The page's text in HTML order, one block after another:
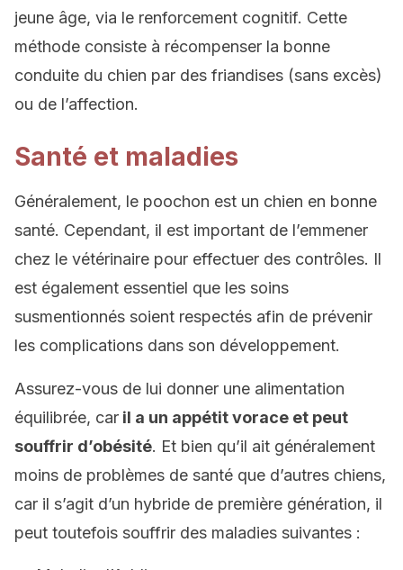
jeune âge, via le renforcement cognitif. Cette
méthode consiste à récompenser la bonne
conduite du chien par des friandises (sans excès)
ou de l’affection.
Santé et maladies
Généralement, le poochon est un chien en bonne
santé. Cependant, il est important de l’emmener
chez le vétérinaire pour effectuer des contrôles. Il
est également essentiel que les soins
susmentionnés soient respectés afin de prévenir
les complications dans son développement.
Assurez-vous de lui donner une alimentation
équilibrée, car il a un appétit vorace et peut
souffrir d’obésité. Et bien qu’il ait généralement
moins de problèmes de santé que d’autres chiens,
car il s’agit d’un hybride de première génération, il
peut toutefois souffrir des maladies suivantes :